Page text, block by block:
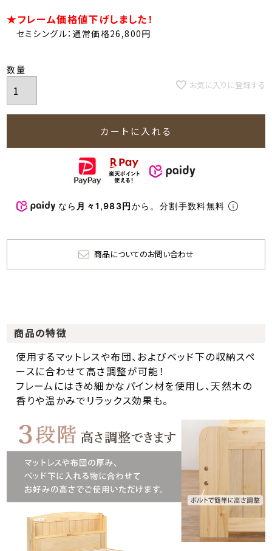
★フレーム価格値下げしました！
セミシングル：通常価格26,800円
お気に入りに登録する
カートに入れる
なら 月々1,983円から。分割手数料無料
商品についてのお問い合わせ
商品の特徴
使用するマットレスや布団、およびベッド下の収納スペ
ースに合わせて高さ調整が可能！
フレームにはきめ細かなパイン材を使用し、天然木の
香りや温かみでリラックス効果も。